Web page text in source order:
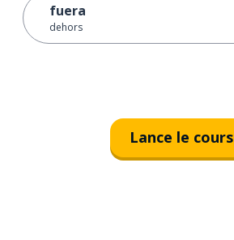
fuera
dehors
Lance le cours